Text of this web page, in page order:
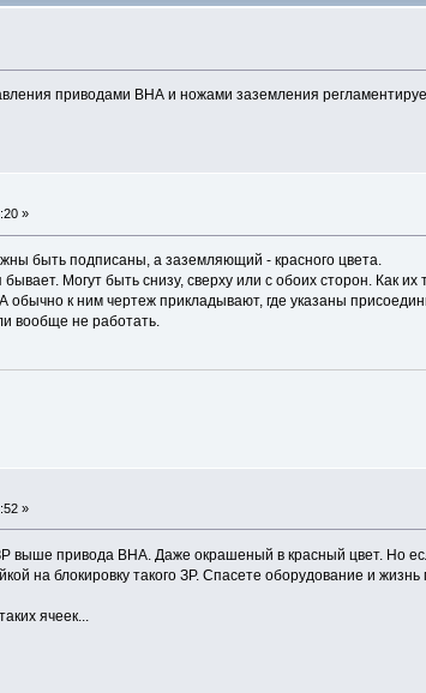
приводами ВНА и ножами заземления
»
быть подписаны, а заземляющий - красного цвета.
Могут быть снизу, сверху или с обоих сторон. Как
обычно к ним чертеж прикладывают, где указаны
вообще не работать.
»
выше привода ВНА. Даже окрашеный в красный цвет. Но
на блокировку такого ЗР. Спасете оборудование и
ячеек...